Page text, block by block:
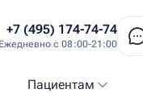
+7 (495) 174-74-74
Ежедневно с 08:00-21:00
Пациентам